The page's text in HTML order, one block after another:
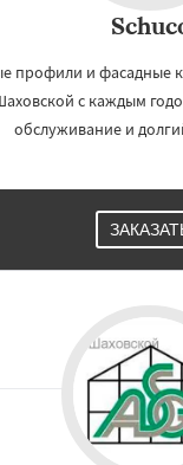
профили и фасадные
с каждым
обслуживание и